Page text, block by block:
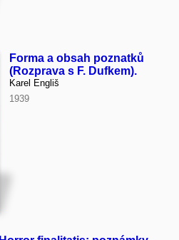
Forma a obsah poznatků
(Rozprava s F. Dufkem).
Karel Engliš
1939